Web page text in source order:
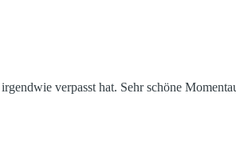
verpasst hat. Sehr schöne